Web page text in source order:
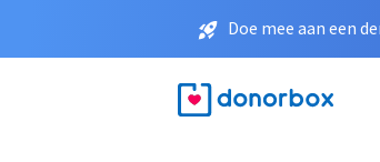
Doe mee aan een